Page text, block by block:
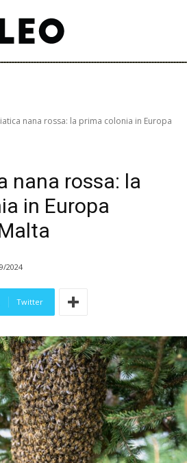
nana rossa: la prima colonia in Europa
nana rossa: la
in Europa
2024
Twitter